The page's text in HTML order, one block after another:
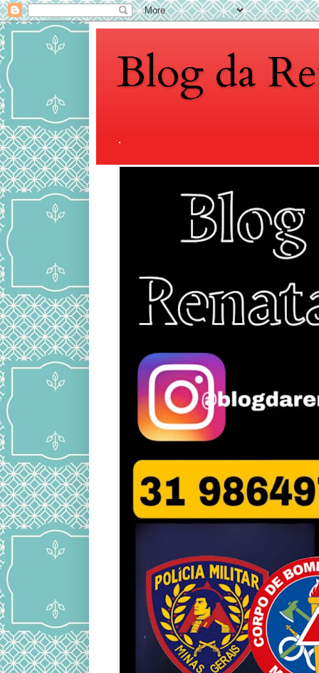
Blog da
.